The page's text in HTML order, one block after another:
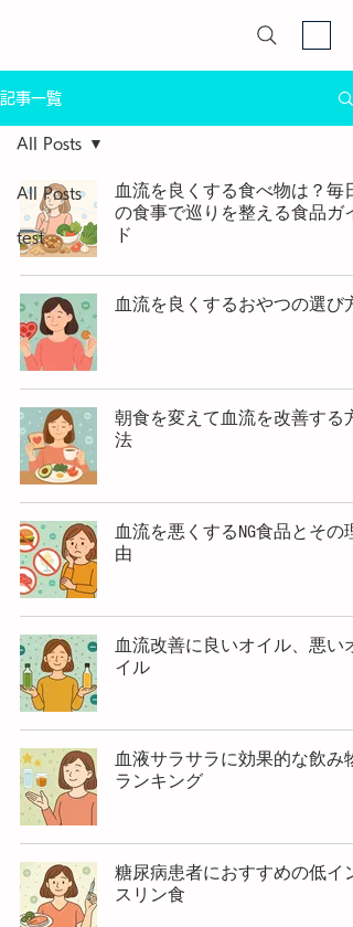
記事一覧
All Posts
test
All Posts
血流を良くする食べ物は？毎日
の食事で巡りを整える食品ガイ
ド
血流を良くするおやつの選び方
朝食を変えて血流を改善する方
法
血流を悪くするNG食品とその理
由
血流改善に良いオイル、悪いオ
イル
血液サラサラに効果的な飲み物
ランキング
糖尿病患者におすすめの低イン
スリン食